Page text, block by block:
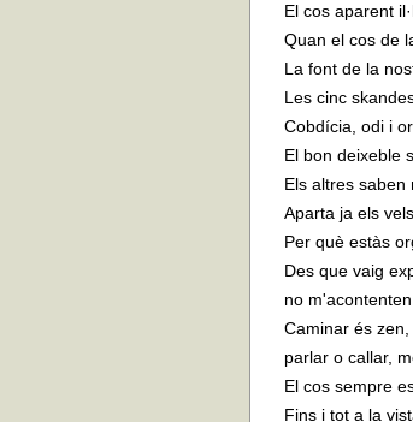
El cos aparent
Quan el cos de
La font de la
Les cinc
Cobdícia, odi i
El bon deixeble
Els altres saben
Aparta ja els
Per què estàs
Des que vaig
no
Caminar és zen,
parlar o callar,
El cos sempre
Fins i tot a la